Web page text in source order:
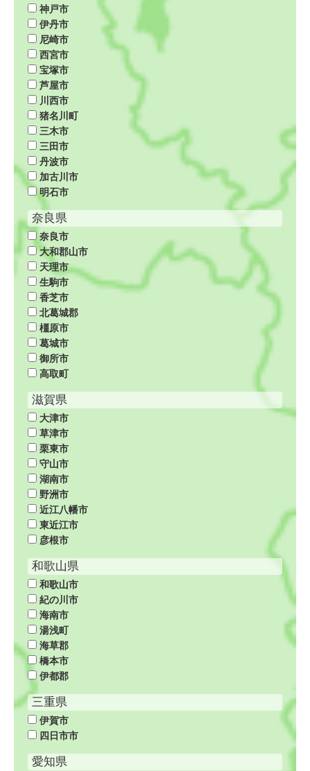
神戸市
伊丹市
尼崎市
西宮市
宝塚市
芦屋市
川西市
猪名川町
三木市
三田市
丹波市
加古川市
明石市
奈良県
奈良市
大和郡山市
天理市
生駒市
香芝市
北葛城郡
橿原市
葛城市
御所市
高取町
滋賀県
大津市
草津市
栗東市
守山市
湖南市
野洲市
近江八幡市
東近江市
彦根市
和歌山県
和歌山市
紀の川市
海南市
湯浅町
海草郡
橋本市
伊都郡
三重県
伊賀市
四日市市
愛知県